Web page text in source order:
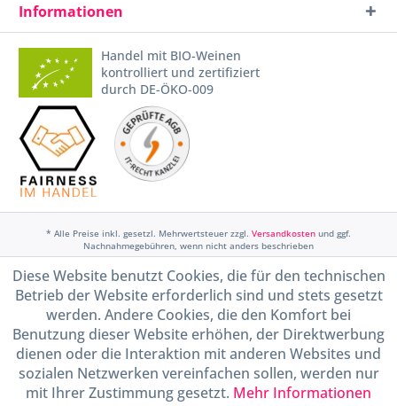
Informationen
Handel mit BIO-Weinen
kontrolliert und zertifiziert
durch DE-ÖKO-009
* Alle Preise inkl. gesetzl. Mehrwertsteuer zzgl. Versandkosten und ggf.
Nachnahmegebühren, wenn nicht anders beschrieben
Widerruf erklären
Gestaltung, Shop-Setup, Management & Hosting durch Ternum Internet Servicesmit
Shopware
Diese Website benutzt Cookies, die für den technischen
Betrieb der Website erforderlich sind und stets gesetzt
werden. Andere Cookies, die den Komfort bei
Benutzung dieser Website erhöhen, der Direktwerbung
dienen oder die Interaktion mit anderen Websites und
sozialen Netzwerken vereinfachen sollen, werden nur
mit Ihrer Zustimmung gesetzt. Mehr Informationen